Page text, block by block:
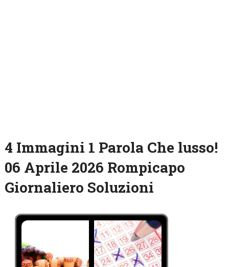
4 Immagini 1 Parola Che lusso!
06 Aprile 2026 Rompicapo
Giornaliero Soluzioni